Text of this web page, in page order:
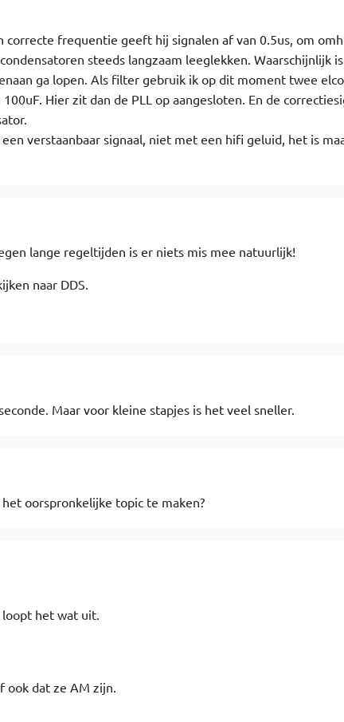
frequentie geeft hij signalen af van 0.5us, om
steeds langzaam leeglekken. Waarschijnlijk
ga lopen. Als filter gebruik ik op dit moment twee
Hier zit dan de PLL op aangesloten. En de
verstaanbaar signaal, niet met een hifi geluid, het is
lange regeltijden is er niets mis mee natuurlijk!
naar DDS.
Maar voor kleine stapjes is het veel sneller.
oorspronkelijke topic te maken?
het wat uit.
ook dat ze AM zijn.